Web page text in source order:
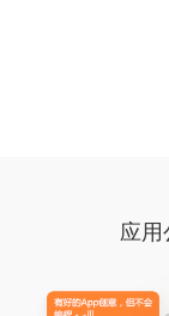
应用